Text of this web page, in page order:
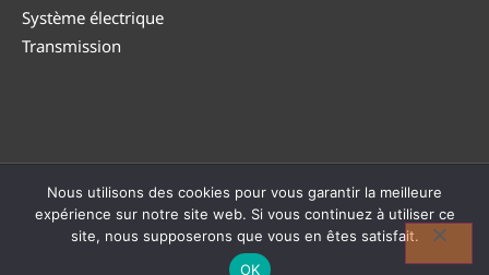
Système électrique
Transmission
© DUTEA 2026 | Politique de confidentialité| CGV|
Politique
de retour| TVA : BE0794 182 946
Nous utilisons des cookies pour vous garantir la meilleure
expérience sur notre site web. Si vous continuez à utiliser ce
site, nous supposerons que vous en êtes satisfait.
OK